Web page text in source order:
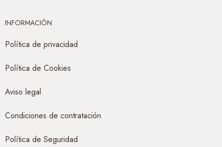
INFORMACIÓN
Política de privacidad
Política de Cookies
Aviso legal
Condiciones de contratación
Política de Seguridad